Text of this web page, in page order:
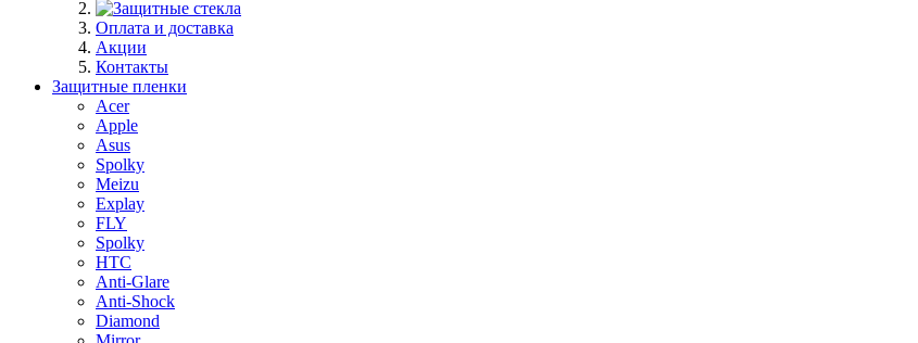
Оплата и доставка
Акции
Контакты
Защитные пленки
Acer
Apple
Asus
Spolky
Meizu
Explay
FLY
Spolky
HTC
Anti-Glare
Anti-Shock
Diamond